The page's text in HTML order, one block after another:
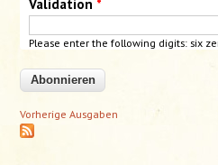
Validation *
Please enter the following digits:six
Vorherige Ausgaben